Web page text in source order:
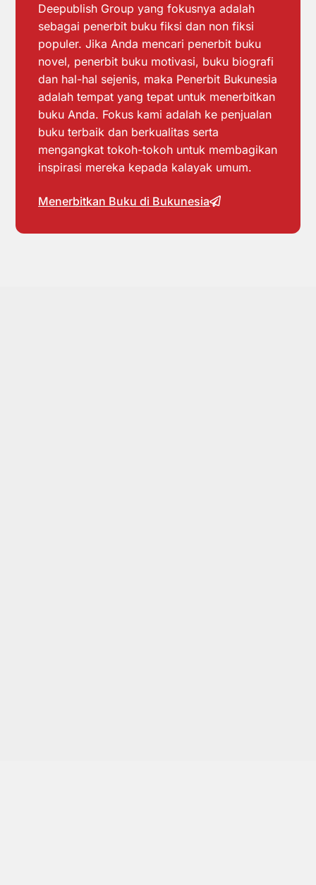
Deepublish Group yang fokusnya adalah
sebagai penerbit buku fiksi dan non fiksi
populer. Jika Anda mencari penerbit buku
novel, penerbit buku motivasi, buku biografi
dan hal-hal sejenis, maka Penerbit Bukunesia
adalah tempat yang tepat untuk menerbitkan
buku Anda. Fokus kami adalah ke penjualan
buku terbaik dan berkualitas serta
mengangkat tokoh-tokoh untuk membagikan
inspirasi mereka kepada kalayak umum.
Menerbitkan Buku di Bukunesia